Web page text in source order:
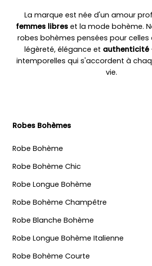
La marque est née d'un amour
femmes libres et la mode bohème.
robes bohèmes pensées pour celles
légèreté, élégance et authenticité
intemporelles qui s'accordent à
vie.
Robes Bohèmes
Robe Bohème
Robe Bohème Chic
Robe Longue Bohème
Robe Bohème Champêtre
Robe Blanche Bohème
Robe Longue Bohème Italienne
Robe Bohème Courte